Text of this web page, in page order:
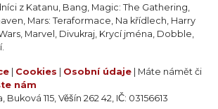
z Katanu, Bang, Magic: The Gathering,
Mars: Teraformace, Na křídlech, Harry
Marvel, Divukraj, Krycí jména, Dobble,
Cookies Osobní údaje | Máte námět či
nám
115, Věšín 262 42, IČ: 03156613